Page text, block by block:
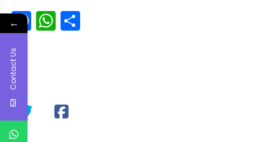
Facebook
WhatsApp
SHARE
←
Contact Us